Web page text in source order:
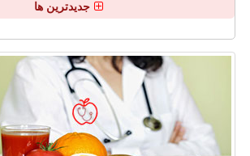
جدیدترین ها